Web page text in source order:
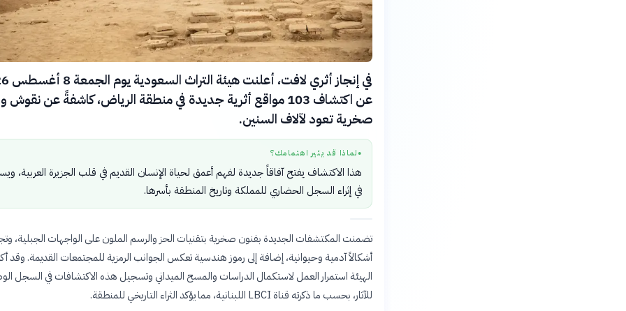
في إنجاز
عن اكتشاف 103 مواقع أثرية جديدة في منطقة الرياض، كاشفةً عن
صخرية تعود لآلاف السنين.
● لماذا قد يثير اهتمامك؟
هذا الاكتشاف يفتح آفاقاً جديدة لفهم أعمق لحياة الإنسان القديم في قلب الجزيرة العربية،
في إثراء السجل الحضاري للمملكة وتاريخ المنطقة بأسرها.
تضمنت المكتشفات الجديدة بفنون صخرية بتقنيات الحز والرسم الملون على الواجهات الجبلية،
أشكالاً آدمية وحيوانية، إضافة إلى رموز هندسية تعكس الجوانب الرمزية للمجتمعات القديمة. وقد
الهيئة استمرار العمل لاستكمال الدراسات والمسح الميداني وتسجيل هذه الاكتشافات في السجل
للآثار، بحسب ما ذكرته قناة LBCI اللبنانية، مما يؤكد الثراء التاريخي للمنطقة.